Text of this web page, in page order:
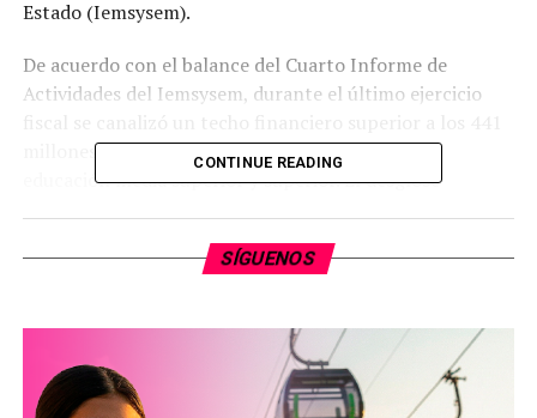
Estado (Iemsysem).
De acuerdo con el balance del Cuarto Informe de
Actividades del Iemsysem, durante el último ejercicio
millones de pesos para el fortalecimiento de la
educación media superior y superior. El desglose
pesos para los Institutos Tecnológicos Superiores, 45
millones de pesos para el Instituto Michoacano de
pesos para el Telebachillerato Comunitario y 10.5
millones de pesos destinados a las Escuelas Normales
oficiales.
CONTINUE READING
SÍGUENOS